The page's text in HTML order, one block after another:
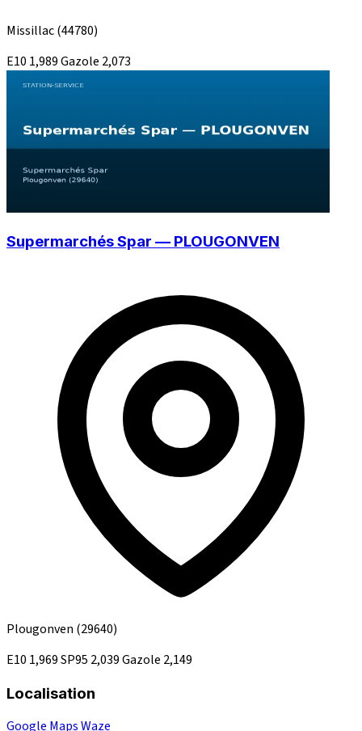
Missillac(44780)
E10 1,989Gazole 2,073
Supermarchés Spar — PLOUGONVEN
Plougonven (29640)
E10 1,969SP95 2,039Gazole 2,149
Localisation
Google MapsWaze